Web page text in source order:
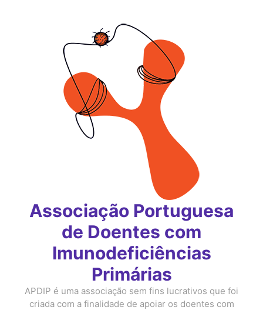
Associação Portuguesa
de Doentes com
Imunodeficiências
Primárias
APDIP é uma associação sem fins lucrativos que foi
criada com a finalidade de apoiar os doentes com